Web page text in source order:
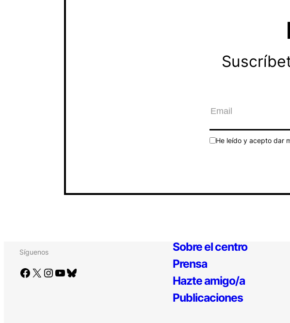
He leído y acepto dar
Síguenos
Facebook X Instagram YouTube Bluesky
Sobre el centro
Prensa
Hazte amigo/a
Publicaciones